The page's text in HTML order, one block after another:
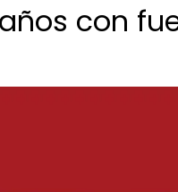
con